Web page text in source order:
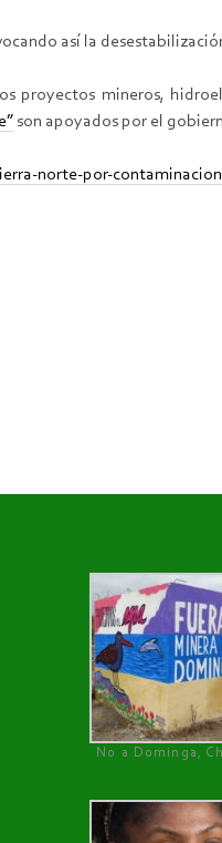
así la
proyectos mineros,
son apoyados por el
norte-por-
No a Dominga,